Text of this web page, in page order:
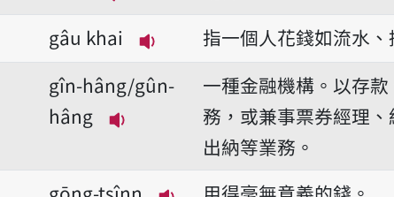
播放音讀ē-hô
gâu khai
播放音讀gâu khai
指一個人花錢如流水、
gîn-hâng/gûn-
hâng
播放音讀gîn-hâng/gûn-hâng
一種金融機構。以存
務，或兼事票券經理
出納等業務。